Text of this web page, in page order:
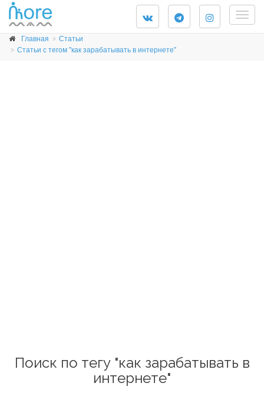
Главная
Статьи
Статьи с тегом "как зарабатывать в интернете"
Поиск по тегу "как зарабатывать в
интернете"